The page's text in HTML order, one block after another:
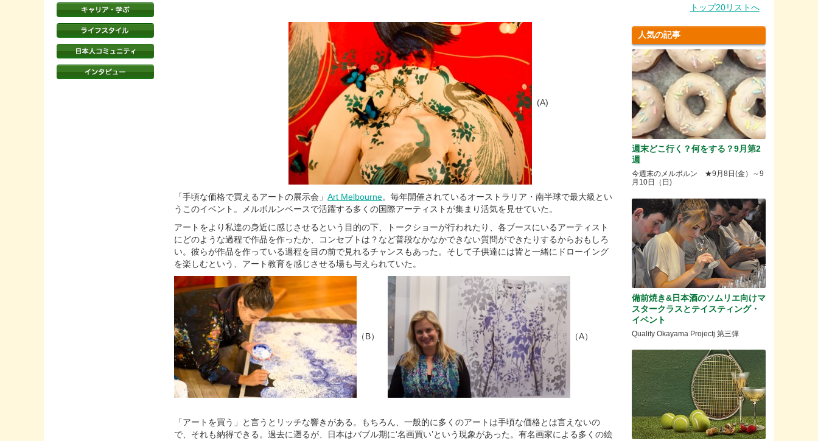
(A)
「手頃な価格で買えるアートの展示会」Art Melbourne。毎年開催されているオーストラリア・南半球で最大級とい
うこのイベント。メルボルンベースで活躍する多くの国際アーティストが集まり活気を見せていた。
アートをより私達の身近に感じさせるという目的の下、トークショーが行われたり、各ブースにいるアーティスト
にどのような過程で作品を作ったか、コンセプトは？など普段なかなかできない質問ができたりするからおもしろ
い。彼らが作品を作っている過程を目の前で見れるチャンスもあった。そして子供達には皆と一緒にドローイング
を楽しむという、アート教育を感じさせる場も与えられていた。
（B） （A）
「アートを買う」と言うとリッチな響きがある。もちろん、一般的に多くのアートは手頃な価格とは言えないの
で、それも納得できる。過去に遡るが、日本はバブル期に‘名画買い’という現象があった。有名画家による多くの絵
トップ20リストへ
人気の記事
週末どこ行く？何をする？9月第2
週
今週末のメルボルン ★9月8日(金）～9
月10日（日)
備前焼き&日本酒のソムリエ向けマ
スタークラスとテイスティング・
イベント
Quality Okayama Projectj 第三弾